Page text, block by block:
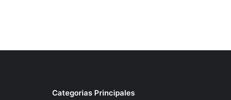
Categorias Principales